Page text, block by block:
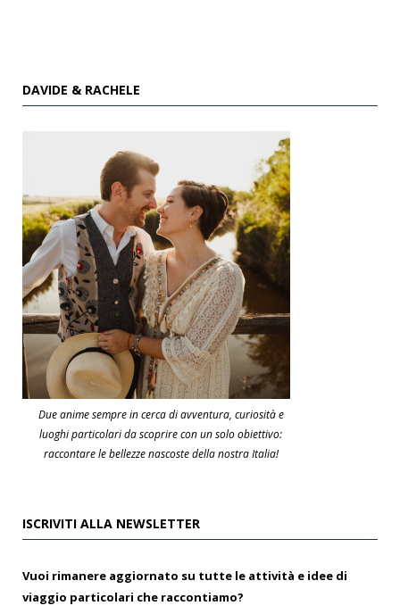
DAVIDE & RACHELE
Due anime sempre in cerca di avventura, curiosità e
luoghi particolari da scoprire con un solo obiettivo:
raccontare le bellezze nascoste della nostra Italia!
ISCRIVITI ALLA NEWSLETTER
Vuoi rimanere aggiornato su tutte le attività e idee di
viaggio particolari che raccontiamo?